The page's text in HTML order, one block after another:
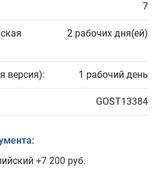
7
2 рабочих дня(ей)
версия): 1 рабочий день
GOST13384
+7 200 руб.